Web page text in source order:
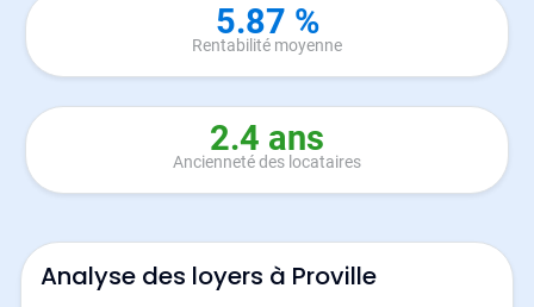
5.87 %
Rentabilité moyenne
2.4 ans
Ancienneté des locataires
Analyse des loyers à Proville